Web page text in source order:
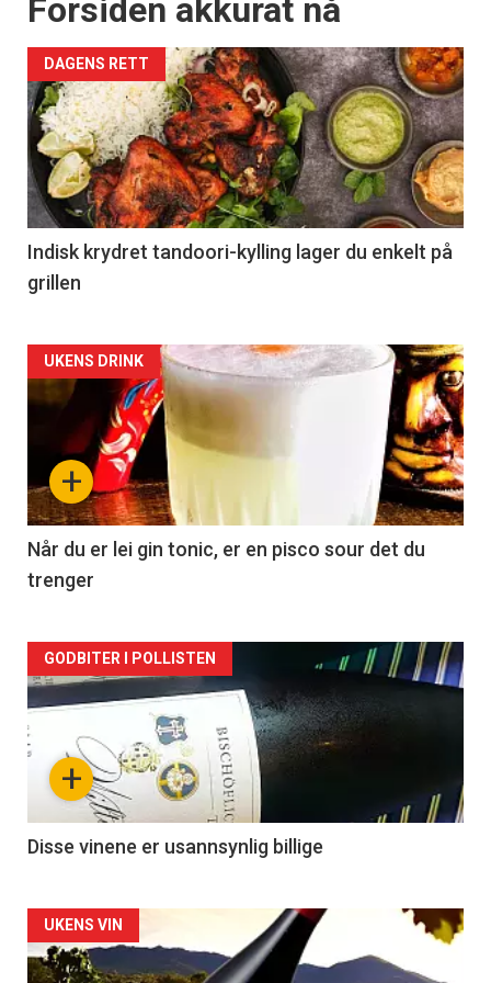
Forsiden akkurat nå
DAGENS RETT
Indisk krydret tandoori-kylling lager du enkelt på
grillen
Forsiden
akkurat
nå
-
2
+
UKENS DRINK
Når du er lei gin tonic, er en pisco sour det du
trenger
Forsiden
akkurat
nå
3
+
GODBITER I POLLISTEN
Disse vinene er usannsynlig billige
Forsiden
UKENS VIN